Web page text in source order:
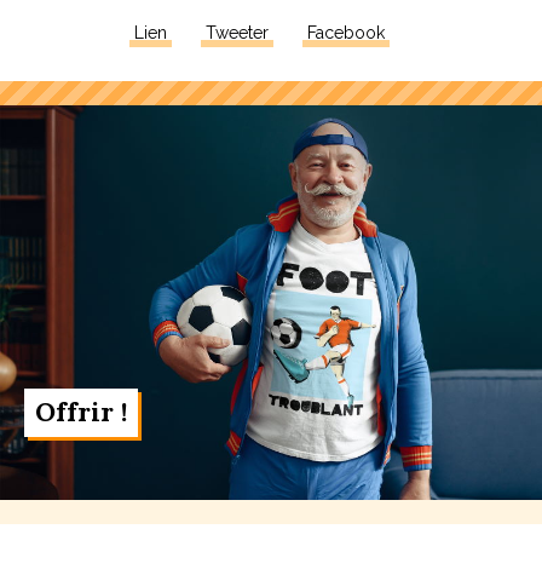
Lien Tweeter Facebook
Offrir !